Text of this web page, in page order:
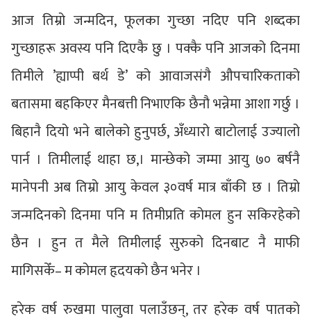
आज तिम्रो जन्मदिन, फूलका गुच्छा नदिए पनि शब्दका
गुच्छाहरू अवस्य पनि दिएकै छु । पक्कै पनि आजको दिनमा
तिमीले ’ह्याप्पी बर्थ डे’ को आवाजसंगै औपचारिकताको
बतासमा बहकिएर मैनबत्ती निभाएकि छैनौ भन्नेमा आशा गर्छु ।
बिहानै दियो भने बालेको हुनुपर्छ, अँध्यारो बाटोलाई उज्यालो
पार्न । तिमीलाई थाहा छ,। मान्छेको जम्मा आयु ७० बर्षनै
मानेपनी अब तिम्रो आयु केवल ३०वर्ष मात्र बाँकी छ । तिम्रो
जन्मदिनको दिनमा पनि म तिमीप्रति कोमल हुन सकिरहेको
छैन । हुन त मैले तिमीलाई सुरुको दिनबाट नै माफी
मागिसकेँ– म कोमल हृदयको छैन भनेर ।
हरेक वर्ष रुखमा पालुवा पलाउँछन्, तर हरेक वर्ष पातको